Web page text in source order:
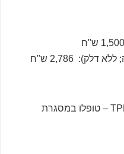
2,786 ש"ח
דימום מנוע והחלפת חיישני TPMS – טופלו במסגרת